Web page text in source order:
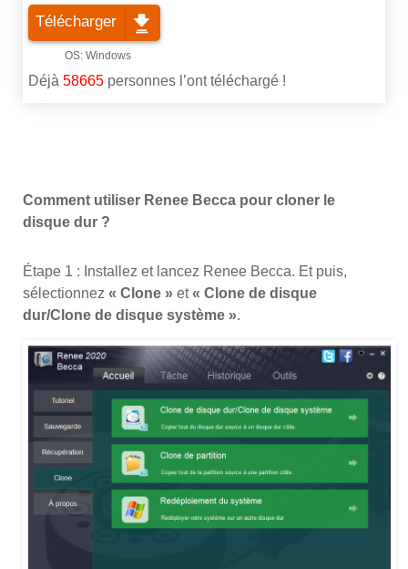
Télécharger
Déjà 58665 personnes l’ont téléchargé !
Comment utiliser Renee Becca pour cloner le
disque dur ?
Étape 1 : Installez et lancez Renee Becca. Et puis,
sélectionnez « Clone » et« Clone de disque
dur/Clone de disque système ».